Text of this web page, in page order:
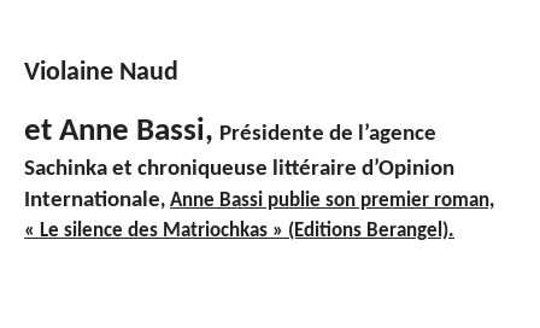
Violaine Naud
et Anne Bassi, Présidente de l’agence
Sachinka et chroniqueuse littéraire d’Opinion
Internationale, Anne Bassi publie son premier roman,
« Le silence des Matriochkas » (Editions Berangel).